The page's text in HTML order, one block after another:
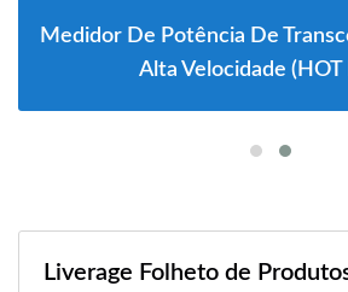
Medidor De Potência De
Alta Velocidade (HOT
Liverage Folheto de